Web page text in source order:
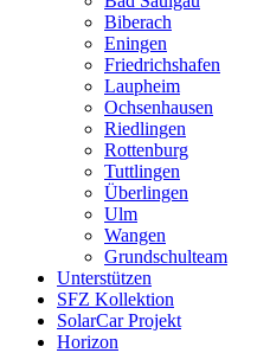
Biberach
Eningen
Friedrichshafen
Laupheim
Ochsenhausen
Riedlingen
Rottenburg
Tuttlingen
Überlingen
Ulm
Wangen
Grundschulteam
Unterstützen
SFZ Kollektion
SolarCar Projekt
Horizon